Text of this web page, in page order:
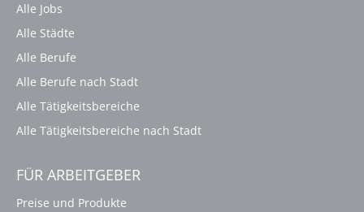
Alle Jobs
Alle Städte
Alle Berufe
Alle Berufe nach Stadt
Alle Tätigkeitsbereiche
Alle Tätigkeitsbereiche nach Stadt
FÜR ARBEITGEBER
Preise und Produkte